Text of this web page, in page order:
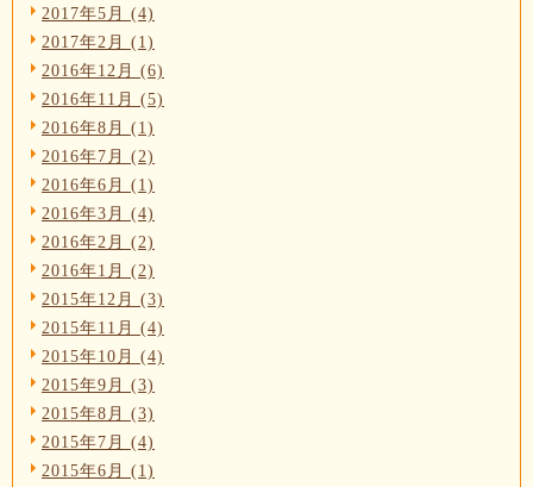
2017年5月 (4)
2017年2月 (1)
2016年12月 (6)
2016年11月 (5)
2016年8月 (1)
2016年7月 (2)
2016年6月 (1)
2016年3月 (4)
2016年2月 (2)
2016年1月 (2)
2015年12月 (3)
2015年11月 (4)
2015年10月 (4)
2015年9月 (3)
2015年8月 (3)
2015年7月 (4)
2015年6月 (1)